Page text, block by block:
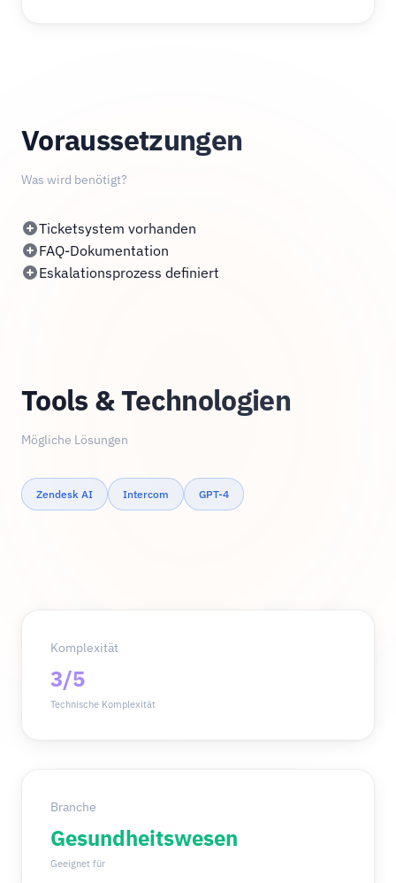
Voraussetzungen
Was wird benötigt?
Ticketsystem vorhanden
FAQ-Dokumentation
Eskalationsprozess definiert
Tools & Technologien
Mögliche Lösungen
Zendesk AI Intercom GPT-4
Komplexität
3/5
Technische Komplexität
Branche
Gesundheitswesen
Geeignet für